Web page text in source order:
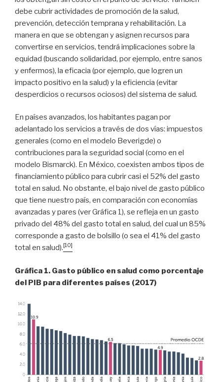
debe cubrir actividades de promoción de la salud,
prevención, detección temprana y rehabilitación. La
manera en que se obtengan y asignen recursos para
convertirse en servicios, tendrá implicaciones sobre la
equidad (buscando solidaridad, por ejemplo, entre sanos
y enfermos), la eficacia (por ejemplo, que logren un
impacto positivo en la salud) y la eficiencia (evitar
desperdicios o recursos ociosos) del sistema de salud.
En países avanzados, los habitantes pagan por
adelantado los servicios a través de dos vías: impuestos
generales (como en el modelo Beverigde) o
contribuciones para la seguridad social (como en el
modelo Bismarck). En México, coexisten ambos tipos de
financiamiento público para cubrir casi el 52% del gasto
total en salud. No obstante, el bajo nivel de gasto público
que tiene nuestro país, en comparación con economías
avanzadas y pares (ver Gráfica 1), se refleja en un gasto
privado del 48% del gasto total en salud, del cual un 85%
corresponde a gasto de bolsillo (o sea el 41% del gasto
total en salud).[10]
Gráfica 1. Gasto público en salud como porcentaje
del PIB para diferentes países (2017)